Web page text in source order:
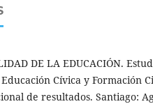
DE LA EDUCACIÓN.
Cívica y Formación
de resultados. Santiago: